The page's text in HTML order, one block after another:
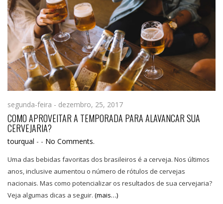
segunda-feira - dezembro, 25, 2017
COMO APROVEITAR A TEMPORADA PARA ALAVANCAR SUA
CERVEJARIA?
tourqual - - No Comments.
Uma das bebidas favoritas dos brasileiros é a cerveja. Nos últimos
anos, inclusive aumentou o número de rótulos de cervejas
nacionais. Mas como potencializar os resultados de sua cervejaria?
Veja algumas dicas a seguir. (mais…)